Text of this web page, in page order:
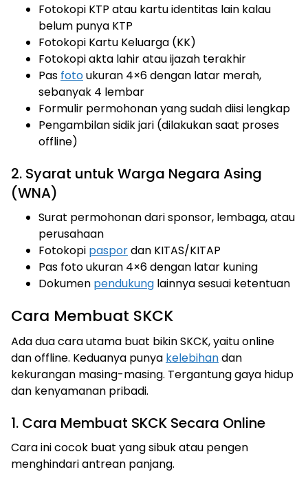
Fotokopi KTP atau kartu identitas lain kalau
belum punya KTP
Fotokopi Kartu Keluarga (KK)
Fotokopi akta lahir atau ijazah terakhir
Pas fotoukuran 4×6 dengan latar merah,
sebanyak 4 lembar
Formulir permohonan yang sudah diisi lengkap
Pengambilan sidik jari (dilakukan saat proses
offline)
2. Syarat untuk Warga Negara Asing
(WNA)
Surat permohonan dari sponsor, lembaga, atau
perusahaan
Fotokopi paspordan KITAS/KITAP
Pas foto ukuran 4×6 dengan latar kuning
Dokumen pendukung lainnya sesuai ketentuan
Cara Membuat SKCK
Ada dua cara utama buat bikin SKCK, yaitu online
dan offline. Keduanya punya kelebihandan
kekurangan masing-masing. Tergantung gaya hidup
dan kenyamanan pribadi.
1. Cara Membuat SKCK Secara Online
Cara ini cocok buat yang sibuk atau pengen
menghindari antrean panjang.